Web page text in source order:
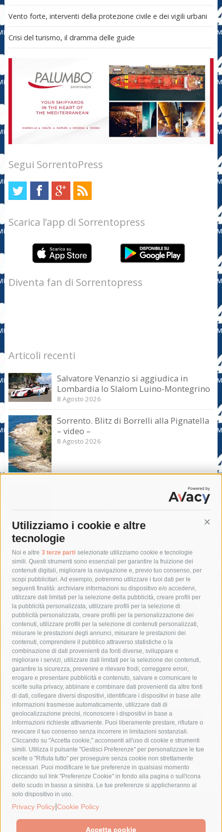
Utilizziamo i cookie e altre
tecnologie
Noi e altre 3 terze parti selezionate utilizziamo cookie e tecnologie
simili. Questi strumenti sono essenziali per garantire la fruizione dei
contenuti digitali, migliorare la navigazione e, previo tuo consenso, per
scopi pubblicitari. Ad esempio, potremmo utilizzare i tuoi dati per le
seguenti finalità: archiviare informazioni su dispositivo e/o accedervi,
utilizzare dati limitati per la selezione della pubblicità, creare profili per
la pubblicità personalizzata, utilizzare profili per la selezione di
pubblicità personalizzata, creare profili per la personalizzazione dei
contenuti, utilizzare profili per la selezione di contenuti personalizzati,
misurare le prestazioni degli annunci, misurare le prestazioni dei
contenuti, comprendere il pubblico attraverso statistiche o la
combinazione di dati provenienti da fonti diverse, sviluppare e
migliorare i servizi, utilizzare dati limitati per la selezione dei contenuti,
garantire la sicurezza, prevenire e rilevare frodi, correggere errori,
erogare e presentare pubblicità e contenuto, salvare e comunicare le
scelte sulla privacy, abbinare e combinare dati provenienti da altre fonti
di dati, collegare diversi dispositivi, identificare i dispositivi in base alle
informazioni trasmesse automaticamente, utilizzare dati di
geolocalizzazione precisi, riconoscere i dispositivi in base a
informazioni richieste attivamente. Puoi liberamente prestare, rifiutare o
revocare il tuo consenso senza incorrere in limitazioni sostanziali.
Cliccando su "Accetta cookie," acconsenti all'uso di cookie e strumenti
simili. Utilizza il pulsante "Gestisci Preferenze" per personalizzare le tue
scelte o "Rifiuta tutto" per proseguire senza cookie non strettamente
necessari. Puoi modificare le tue preferenze in qualsiasi momento
cliccando sul link "Preferenze Cookie" in fondo alla pagina o sull'icona
dello scudo in basso a sinistra. Le tue preferenze si applicheranno al
solo dispositivo in uso.
Privacy Policy Cookie Policy
Accetta cookie
Vento forte, interventi della protezione civile e dei vigili urbani
Crisi del turismo, il dramma delle guide
Segui SorrentoPress
Scarica l’app di Sorrentopress
Diventa fan di Sorrentopress
Articoli recenti
Salvatore Venanzio si aggiudica in
Lombardia lo Slalom Luino-Montegrino
8 Agosto 2026
Sorrento. Blitz di Borrelli alla Pignatella
– video –
8 Agosto 2026
Sorrento. Le denunce: Bivacchi e rifiuti
8 Agosto 2026
Tag
acqua allerta meteo
anas
area marina protetta di punta campanella
arresto
Asl Napoli 3 sud
capitaneria di porto capri
carabinieri
castellammare di stabia
circumvesuviana
comune di sorrento
concerto
contagi
costiera amalfitana
covid-19 eav
elezioni
fondazione sorrento
gori guardia costiera
incidente
lavori
lorenzo balducelli mare
massa lubrense
massimo coppola
Meta napoli
ordinanza
penisola sorrentina
piano di sorrento
polizia municipale
protezione civile
Regione Campania
sant'agnello
sindaco cuomo
sorrento studenti temporali
treni
turismo
Vico Equense villa fiorentino vincenzo de luca
© 2015 SorrentoPress. All rights reserved.
Il giornale online della Penisola Sorrentina
Cookie Policy